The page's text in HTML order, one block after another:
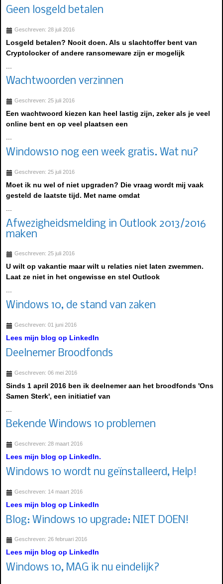
Geen losgeld betalen
Geschreven: 28 juli 2016
Losgeld betalen? Nooit doen. Als u slachtoffer bent van
Cryptolocker of andere ransomeware zijn er mogelijk
Wachtwoorden verzinnen
Geschreven: 25 juli 2016
Een wachtwoord kiezen kan heel lastig zijn, zeker als je veel
online bent en op veel plaatsen een
Windows10 nog een week gratis. Wat nu?
Geschreven: 25 juli 2016
Moet ik nu wel of niet upgraden? Die vraag wordt mij vaak
gesteld de laatste tijd. Met name omdat
Afwezigheidsmelding in Outlook 2013/2016
maken
Geschreven: 25 juli 2016
U wilt op vakantie maar wilt u relaties niet laten zwemmen.
Laat ze niet in het ongewisse en stel Outlook
...
Windows 10, de stand van zaken
Geschreven: 01 juni 2016
Lees mijn blog op LinkedIn
Deelnemer Broodfonds
Geschreven: 06 mei 2016
Sinds 1 april 2016 ben ik deelnemer aan het broodfonds 'Ons
Samen Sterk', een initiatief van
Bekende Windows 10 problemen
Geschreven: 28 maart 2016
Lees mijn blog op LinkedIn.
Windows 10 wordt nu geïnstalleerd, Help!
Geschreven: 14 maart 2016
Lees mijn blog op LinkedIn
Blog: Windows 10 upgrade: NIET DOEN!
Geschreven: 26 februari 2016
Lees mijn blog op LinkedIn
Windows 10, MAG ik nu eindelijk?